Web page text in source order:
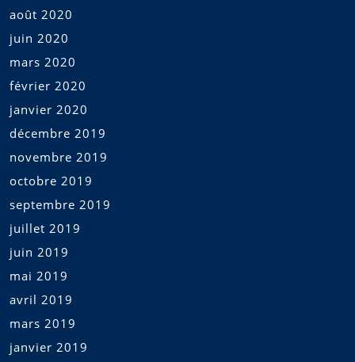
août 2020
juin 2020
mars 2020
février 2020
janvier 2020
décembre 2019
novembre 2019
octobre 2019
septembre 2019
juillet 2019
juin 2019
mai 2019
avril 2019
mars 2019
janvier 2019